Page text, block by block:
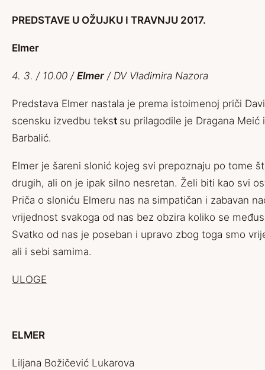
PREDSTAVE U OŽUJKU I TRAVNJU 2017.
Elmer
4. 3. / 10.00 / Elmer / DV Vladimira Nazora
Predstava Elmer nastala je prema istoimenoj priči
scensku izvedbu tekst su prilagodile je Dragana Meić
Barbalić.
Elmer je šareni slonić kojeg svi prepoznaju po tome
drugih, ali on je ipak silno nesretan. Želi biti kao svi
Priča o sloniću Elmeru nas na simpatičan i zabavan
vrijednost svakoga od nas bez obzira koliko se
Svatko od nas je poseban i upravo zbog toga smo
ali i sebi samima.
ULOGE
ELMER
Liljana Božičević Lukarova